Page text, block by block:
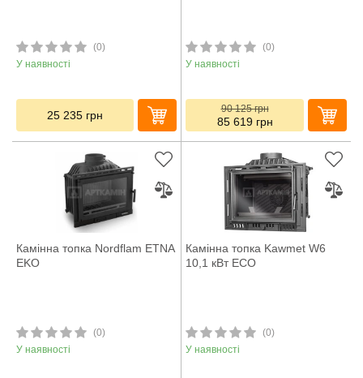
(0)
У наявності
25 235 грн
(0)
У наявності
90 125грн
85 619 грн
Камінна топка Nordflam ETNA
EKO
(0)
У наявності
Камінна топка Kawmet W6
10,1 кВт ECO
(0)
У наявності